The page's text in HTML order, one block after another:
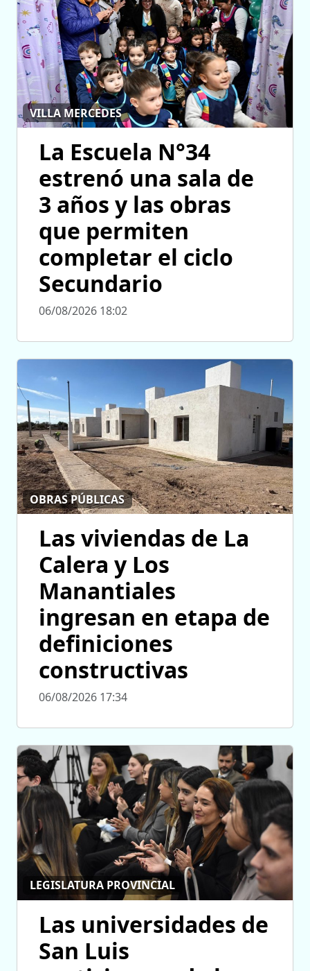
VILLA MERCEDES
La Escuela N°34
estrenó una sala de
3 años y las obras
que permiten
completar el ciclo
Secundario
06/08/2026 18:02
OBRAS PÚBLICAS
Las viviendas de La
Calera y Los
Manantiales
ingresan en etapa de
definiciones
constructivas
06/08/2026 17:34
LEGISLATURA PROVINCIAL
Las universidades de
San Luis